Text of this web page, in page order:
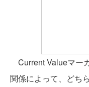
Current Valueマー
関係によって、どち